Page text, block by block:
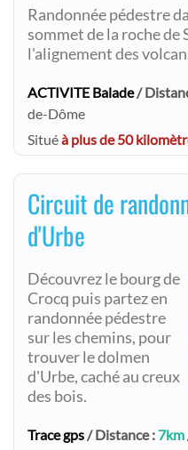
Randonnée pédestre
sommet de la roche
l'alignement des
ACTIVITE Balade/
de-Dôme
Situéà plus de 50
Circuit de
d'Urbe
Découvrez le bourg de
Crocq puis partez en
randonnée pédestre
sur les chemins, pour
trouver le dolmen
d'Urbe, caché au creux
des bois.
Trace gps/ Distance : 7km